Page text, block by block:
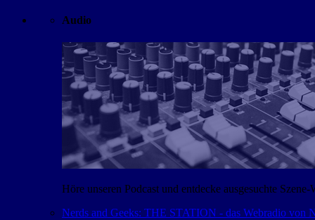
Audio
Höre unseren Podcast und entdecke ausgesuchte Szene-
Nerds and Geeks: THE STATION - das Webradio von